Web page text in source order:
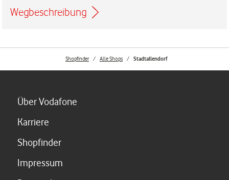
Wegbeschreibung
Link öffnet in einem neuen Tab
Shopfinder Alle Shops Stadtallendorf
Über Vodafone
Karriere
ShopfinderLink öffnet in einem neuen Tab
Impressum